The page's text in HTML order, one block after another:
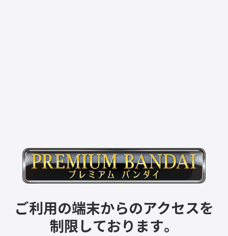
ご利用の端末からのアクセスを
制限しております。